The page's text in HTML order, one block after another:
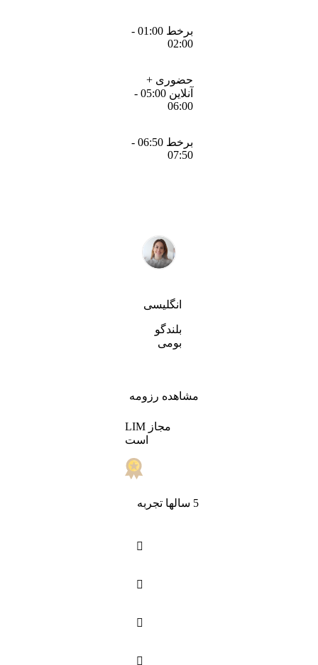
برخط 01:00 -
02:00
حضوری +
آنلاین 05:00 -
06:00
برخط 06:50 -
07:50
انگلیسی
بلندگو
بومی
مشاهده رزومه
LIM مجاز
است
5 سالها تجربه



